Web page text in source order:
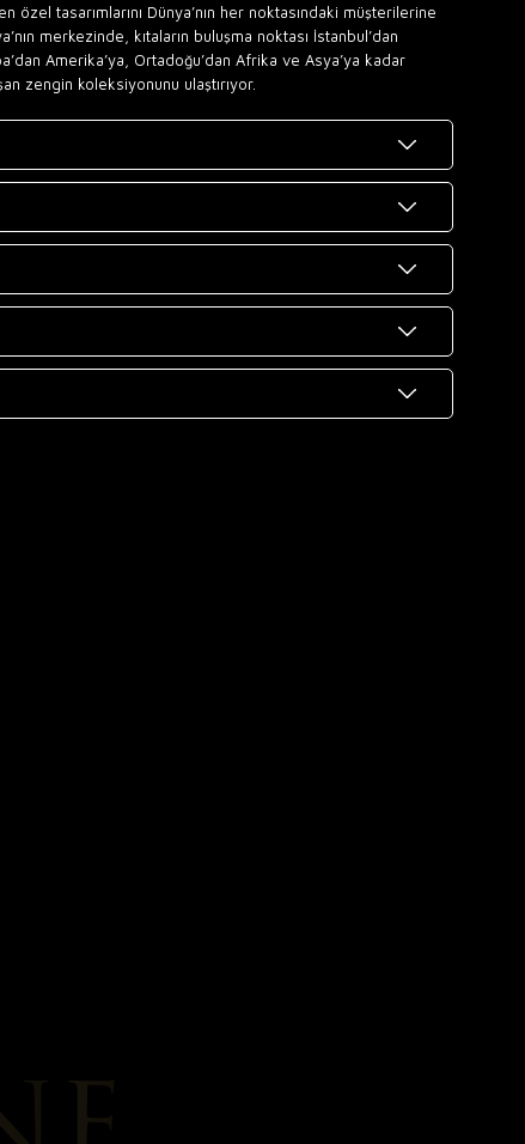
özel tasarımlarını Dünya’nın her noktasındaki müşterilerine
merkezinde, kıtaların buluşma noktası İstanbul’dan
Amerika’ya, Ortadoğu’dan Afrika ve Asya’ya kadar
zengin koleksiyonunu ulaştırıyor.